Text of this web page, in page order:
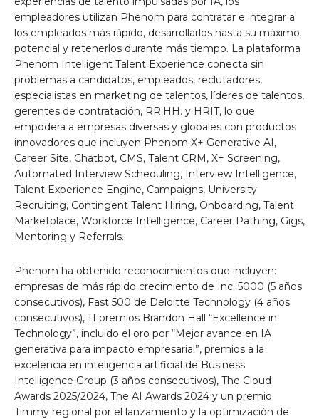
empleadores utilizan Phenom para contratar e integrar a
los empleados más rápido, desarrollarlos hasta su máximo
potencial y retenerlos durante más tiempo. La plataforma
Phenom Intelligent Talent Experience conecta sin
problemas a candidatos, empleados, reclutadores,
especialistas en marketing de talentos, líderes de talentos,
gerentes de contratación, RR.HH. y HRIT, lo que
empodera a empresas diversas y globales con productos
innovadores que incluyen Phenom X+ Generative AI,
Career Site, Chatbot, CMS, Talent CRM, X+ Screening,
Automated Interview Scheduling, Interview Intelligence,
Talent Experience Engine, Campaigns, University
Recruiting, Contingent Talent Hiring, Onboarding, Talent
Marketplace, Workforce Intelligence, Career Pathing, Gigs,
Mentoring y Referrals.
Phenom ha obtenido reconocimientos que incluyen:
empresas de más rápido crecimiento de Inc. 5000 (5 años
consecutivos), Fast 500 de Deloitte Technology (4 años
consecutivos), 11 premios Brandon Hall “Excellence in
Technology”, incluido el oro por “Mejor avance en IA
generativa para impacto empresarial”, premios a la
excelencia en inteligencia artificial de Business
Intelligence Group (3 años consecutivos), The Cloud
Awards 2025/2024, The AI ​​Awards 2024 y un premio
Timmy regional por el lanzamiento y la optimización de